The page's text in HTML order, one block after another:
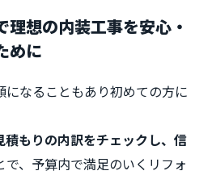
理想の内装工事を安心・
めに
なることもあり初めての方に
積もりの内訳をチェックし、信
で、予算内で満足のいくリフォ